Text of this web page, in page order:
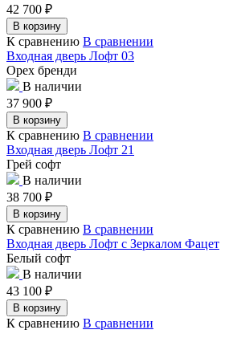
42 700 ₽
В корзину
К сравнению В сравнении
Входная дверь Лофт 03
Орех бренди
В наличии
37 900 ₽
В корзину
К сравнению В сравнении
Входная дверь Лофт 21
Грей софт
В наличии
38 700 ₽
В корзину
К сравнению В сравнении
Входная дверь Лофт с Зеркалом Фацет
Белый софт
В наличии
43 100 ₽
В корзину
К сравнению В сравнении